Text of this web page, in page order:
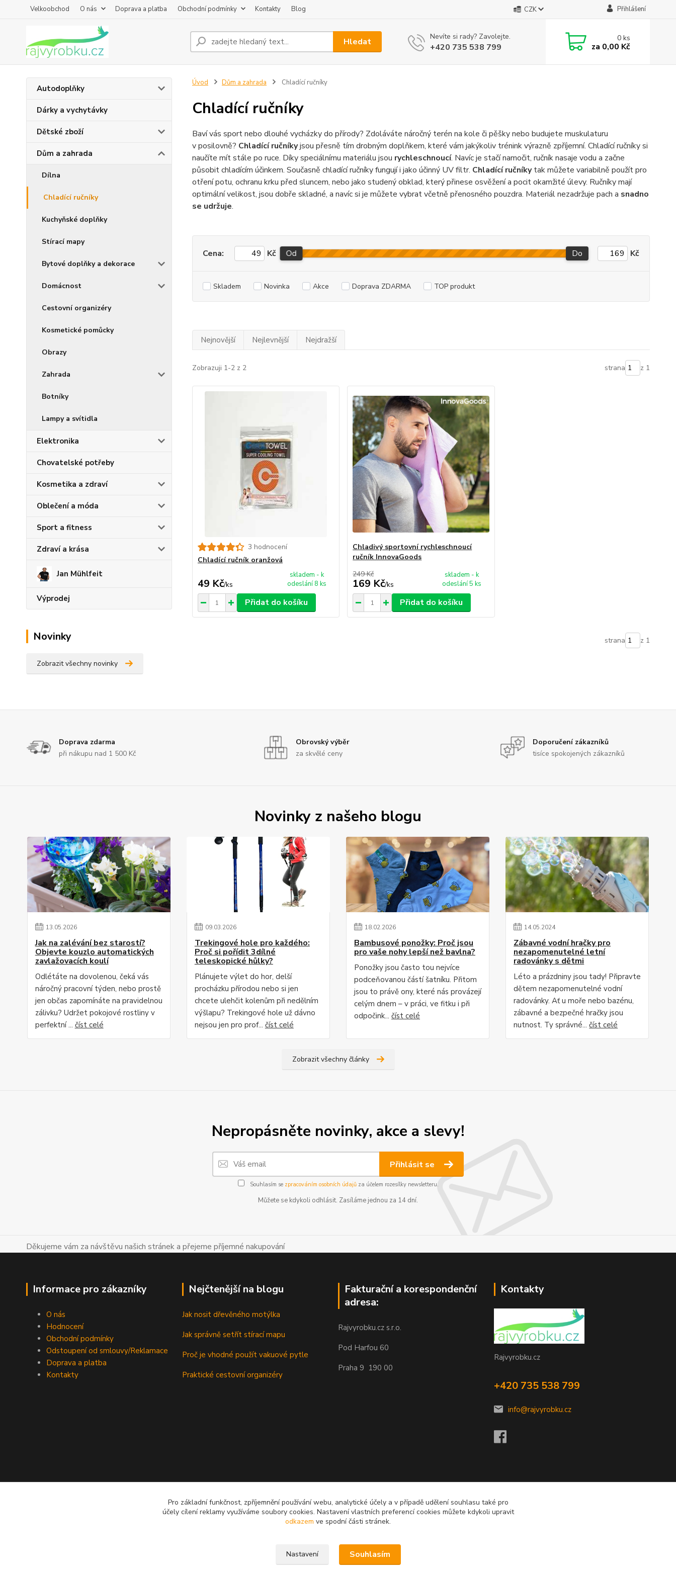
Velkoobchod O nás Doprava a platba Obchodní podmínky Kontakty Blog CZK Přihlášení
Hledat Nevíte si rady? Zavolejte.
+420 735 538 799
0ks
za 0,00 Kč
Autodoplňky
Dárky a vychytávky
Dětské zboží
Dům a zahrada
Dílna
Chladící ručníky
Kuchyňské doplňky
Stírací mapy
Bytové doplňky a dekorace
Domácnost
Cestovní organizéry
Kosmetické pomůcky
Obrazy
Zahrada
Botníky
Lampy a svítidla
Elektronika
Chovatelské potřeby
Kosmetika a zdraví
Oblečení a móda
Sport a fitness
Zdraví a krása
Jan Mühlfeit
Výprodej
Novinky
Zobrazit všechny novinky
Úvod Dům a zahrada Chladící ručníky
Chladící ručníky
Baví vás sport nebo dlouhé vycházky do přírody? Zdoláváte náročný terén na kole či pěšky nebo budujete muskulaturu
v posilovně? Chladící ručníkyjsou přesně tím drobným doplňkem, které vám jakýkoliv trénink výrazně zpříjemní. Chladící ručníky si
naučíte mít stále po ruce. Díky speciálnímu materiálu jsou rychleschnoucí. Navíc je stačí namočit, ručník nasaje vodu a začne
působit chladícím účinkem. Současně chladící ručníky fungují i jako účinný UV filtr. Chladící ručníkytak můžete variabilně použít pro
otření potu, ochranu krku před sluncem, nebo jako studený obklad, který přinese osvěžení a pocit okamžité úlevy. Ručníky mají
optimální velikost, jsou dobře skladné, a navíc si je můžete vybrat včetně přenosného pouzdra. Materiál nezadržuje pach a snadno
se udržuje.
Cena: Kč Od Do Kč
Skladem Novinka Akce Doprava ZDARMA TOP produkt
Nejnovější Nejlevnější Nejdražší
Zobrazuji 1-2 z 2 strana z 1
3 hodnocení
Chladící ručník oranžová
49 Kč/ks
skladem - k
odeslání 8 ks
Přidat do košíku
Chladivý sportovní rychleschnoucí
ručník InnovaGoods
249 Kč
169 Kč/ks
skladem - k
odeslání 5 ks
Přidat do košíku
strana z 1
Doprava zdarma
při nákupu nad 1 500 Kč
Obrovský výběr
za skvělé ceny
Doporučení zákazníků
tisíce spokojených zákazníků
Novinky z našeho blogu
13.05.2026
Jak na zalévání bez starostí?
Objevte kouzlo automatických
zavlažovacích koulí
Odlétáte na dovolenou, čeká vás
náročný pracovní týden, nebo prostě
jen občas zapomínáte na pravidelnou
zálivku? Udržet pokojové rostliny v
perfektní ... číst celé
09.03.2026
Trekingové hole pro každého:
Proč si pořídit 3dílné
teleskopické hůlky?
Plánujete výlet do hor, delší
procházku přírodou nebo si jen
chcete ulehčit kolenům při nedělním
výšlapu? Trekingové hole už dávno
nejsou jen pro prof... číst celé
18.02.2026
Bambusové ponožky: Proč jsou
pro vaše nohy lepší než bavlna?
Ponožky jsou často tou nejvíce
podceňovanou částí šatníku. Přitom
jsou to právě ony, které nás provázejí
celým dnem – v práci, ve fitku i při
odpočink... číst celé
14.05.2024
Zábavné vodní hračky pro
nezapomenutelné letní
radovánky s dětmi
Léto a prázdniny jsou tady! Připravte
dětem nezapomenutelné vodní
radovánky. Ať u moře nebo bazénu,
zábavné a bezpečné hračky jsou
nutnost. Ty správné...číst celé
Zobrazit všechny články
Nepropásněte novinky, akce a slevy!
Přihlásit se
Souhlasím se zpracováním osobních údajůza účelem rozesílky newsletteru.
Můžete se kdykoli odhlásit. Zasíláme jednou za 14 dní.
Děkujeme vám za návštěvu našich stránek a přejeme příjemné nakupování
Informace pro zákazníky
O nás
Hodnocení
Obchodní podmínky
Odstoupení od smlouvy/Reklamace
Doprava a platba
Kontakty
Nejčtenější na blogu
Jak nosit dřevěného motýlka
Jak správně setřít stírací mapu
Proč je vhodné použít vakuové pytle
Praktické cestovní organizéry
Fakturační a korespondenční
adresa:
Rajvyrobku.cz s.r.o.
Pod Harfou 60
Praha 9 190 00
Kontakty
Rajvyrobku.cz
+420 735 538 799
info@rajvyrobku.cz
Pro základní funkčnost, zpříjemnění používání webu, analytické účely a v případě udělení souhlasu také pro
účely cílení reklamy využíváme soubory cookies. Nastavení vlastních preferencí cookies můžete kdykoli upravit
odkazem ve spodní části stránek.
Nastavení Souhlasím